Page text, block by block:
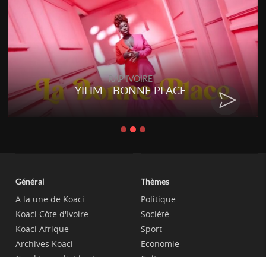
RAP IVOIRE
YILIM - BONNE PLACE
Général
A la une de Koaci
Koaci Côte d'Ivoire
Koaci Afrique
Archives Koaci
Thèmes
Politique
Société
Sport
Economie